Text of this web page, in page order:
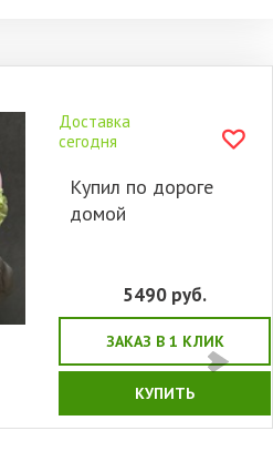
Доставка
сегодня
Купил по дороге
домой
5490 руб.
ЗАКАЗ В 1 КЛИК
КУПИТЬ